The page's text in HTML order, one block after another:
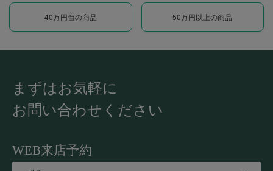
40万円台の商品 50万円以上の商品
まずはお気軽に
お問い合わせください
WEB来店予約